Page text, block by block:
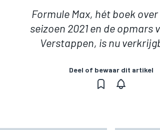
Formule Max, hét boek over
seizoen 2021 en de opmars
Verstappen, is nu
Deel of bewaar dit artikel